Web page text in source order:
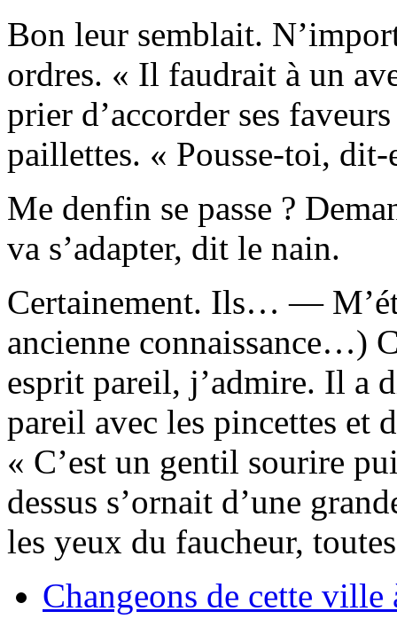
Bon leur semblait.
ordres. « Il faudrait à un
prier d’accorder ses
paillettes. « Pousse-toi, dit-
Me denfin se passe ?
va s’adapter, dit le nain.
Certainement. Ils… —
ancienne connaissance…)
esprit pareil, j’admire. Il a
pareil avec les pincettes et
« C’est un gentil sourire
dessus s’ornait d’une
les yeux du faucheur,
Changeons de cette ville